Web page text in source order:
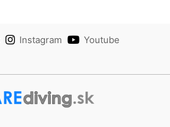
Instagram Youtube